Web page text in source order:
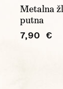
Metalna
putna
7,90 €